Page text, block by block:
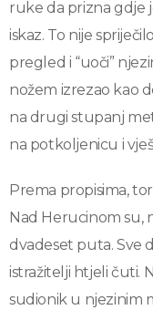
ruke da prizna gdje
iskaz. To nije
pregled i “uoči”
nožem izrezao kao
na drugi stupanj
na potkoljenicu i
Prema propisima,
Nad Herucinom su,
dvadeset puta. Sve
istražitelji htjeli čuti.
sudionik u njezinim